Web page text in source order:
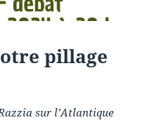
pillage
sur l’Atlantique